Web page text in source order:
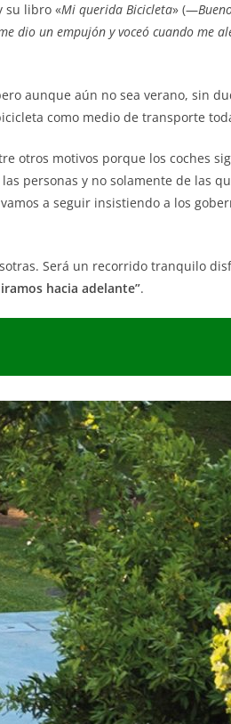
su libro «Mi querida Bicicleta» (—
dio un empujón y voceó cuando me
aunque aún no sea verano, sin
como medio de transporte
otros motivos porque los coches
personas y no solamente de las
a seguir insistiendo a los
Será un recorrido tranquilo
hacia adelante”.